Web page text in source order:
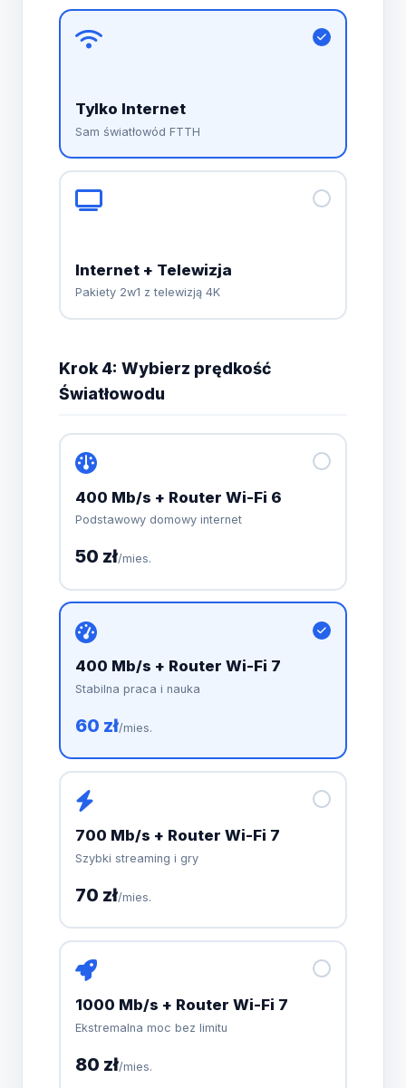
Tylko Internet
Sam światłowód FTTH
Internet + Telewizja
Pakiety 2w1 z telewizją 4K
Krok 4: Wybierz prędkość
Światłowodu
400 Mb/s + Router Wi-Fi 6
Podstawowy domowy internet
50 zł/mies.
400 Mb/s + Router Wi-Fi 7
Stabilna praca i nauka
60 zł/mies.
700 Mb/s + Router Wi-Fi 7
Szybki streaming i gry
70 zł/mies.
1000 Mb/s + Router Wi-Fi 7
Ekstremalna moc bez limitu
80 zł/mies.